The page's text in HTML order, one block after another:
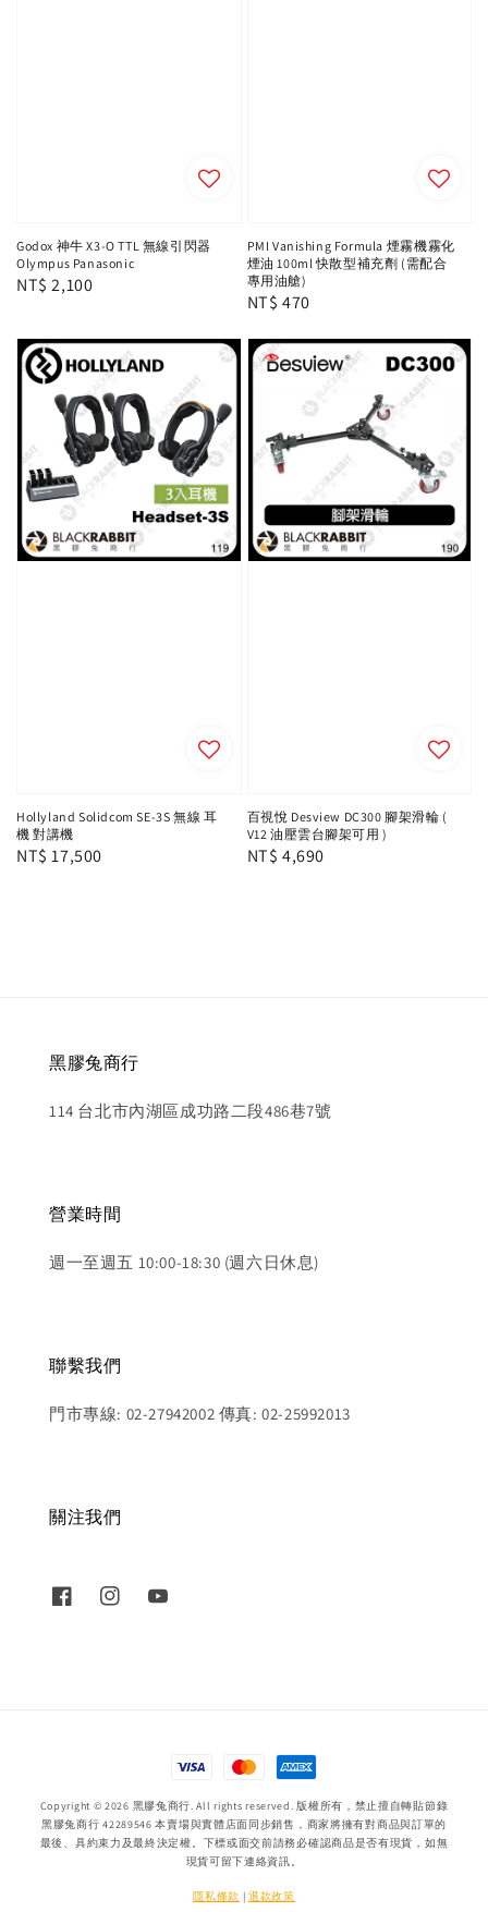
Godox 神牛 X3-O TTL 無線引閃器
Olympus Panasonic
Regular
NT$ 2,100
PMI Vanishing Formula 煙霧機霧化
煙油 100ml 快散型補充劑 (需配合
專用油艙)
Regular
NT$ 470
Hollyland Solidcom SE-3S 無線 耳
機 對講機
Regular
NT$ 17,500
百視悅 Desview DC300 腳架滑輪 (
V12 油壓雲台腳架可用 )
Regular
NT$ 4,690
黑膠兔商行
114 台北市內湖區成功路二段486巷7號
營業時間
週一至週五 10:00-18:30 (週六日休息)
聯繫我們
門市專線: 02-27942002 傳真: 02-25992013
關注我們
Copyright © 2026 黑膠兔商行. All rights reserved. 版權所有，禁止擅自轉貼節錄
黑膠兔商行 42289546 本賣場與實體店面同步銷售，商家將擁有對商品與訂單的
最後、具約束力及最終決定權。下標或面交前請務必確認商品是否有現貨，如無
現貨可留下連絡資訊。
隱私條款 |退款政策